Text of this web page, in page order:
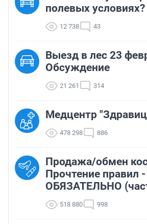
полевых условиях?
12 738 43
Выезд в лес 23
Обсуждение
21 261 314
Медцентр
478 298 886
Продажа/обмен
Прочтение правил -
ОБЯЗАТЕЛЬНО
518 880 998